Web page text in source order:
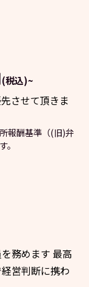
(税込)~
させて頂きま
報酬基準（(旧)弁
務めます 最高
営判断に携わ